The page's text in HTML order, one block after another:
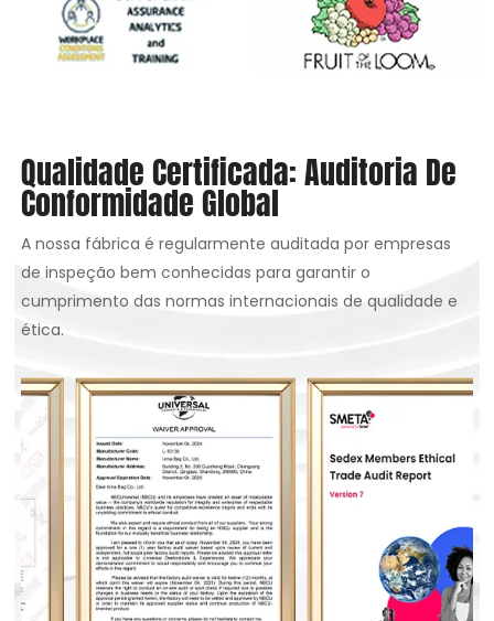
Qualidade Certificada: Auditoria De
Conformidade Global
A nossa fábrica é regularmente auditada por empresas
de inspeção bem conhecidas para garantir o
cumprimento das normas internacionais de qualidade e
ética.